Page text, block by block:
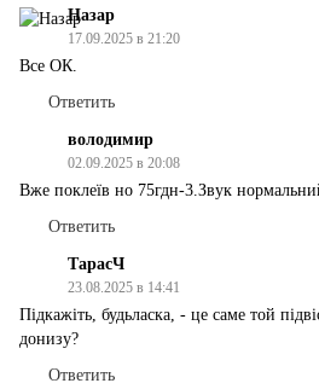
Назар
17.09.2025 в 21:20
Все ОК.
Ответить
володимир
02.09.2025 в 20:08
Вже поклеїв но 75гдн-3.Звук
Ответить
ТарасЧ
23.08.2025 в 14:41
Підкажіть, будьласка, - це саме той
донизу?
Ответить